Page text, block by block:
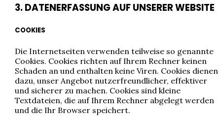
3. DATENERFASSUNG AUF UNSERER WEBSITE
COOKIES
Die Internetseiten verwenden teilweise so genannte
Cookies. Cookies richten auf Ihrem Rechner keinen
Schaden an und enthalten keine Viren. Cookies dienen
dazu, unser Angebot nutzerfreundlicher, effektiver
und sicherer zu machen. Cookies sind kleine
Textdateien, die auf Ihrem Rechner abgelegt werden
und die Ihr Browser speichert.